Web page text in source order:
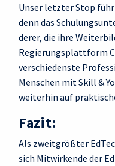
Unser letzter Stop
denn das
derer, die ihre
Regierungsplattform
verschiedenste
Menschen mit Skill &
weiterhin auf
Fazit:
Als zweitgrößter
sich Mitwirkende der